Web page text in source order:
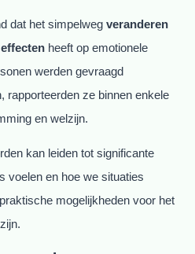
dat het simpelweg veranderen
heeft op emotionele
werden gevraagd
rapporteerden ze binnen enkele
en welzijn.
kan leiden tot significante
voelen en hoe we situaties
mogelijkheden voor het